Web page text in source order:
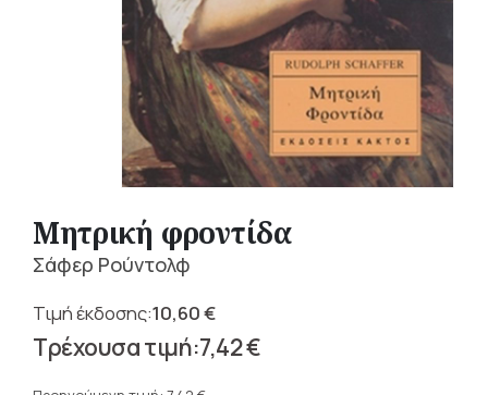
Μητρική φροντίδα
Σάφερ Ρούντολφ
10,60€
Original
price 7,42€